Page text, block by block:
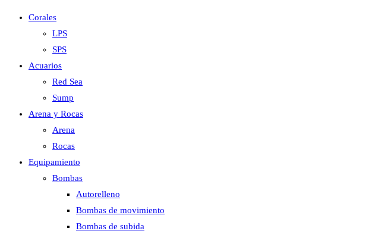
Corales
LPS
SPS
Acuarios
Red Sea
Sump
Arena y Rocas
Arena
Rocas
Equipamiento
Bombas
Autorelleno
Bombas de movimiento
Bombas de subida